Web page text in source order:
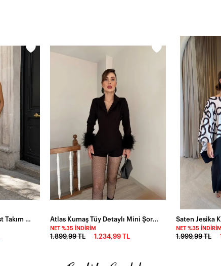
Flora Kumaş Cepli Alt Üst Takım Bej Atlas Kumaş Tüy Detaylı Mini Şort Tulum
NET %35 İNDIRIM
1.899,99 TL 1.234,99 TL
Saten Jesika
NET %35 İNDIRIM
1.999,99 TL